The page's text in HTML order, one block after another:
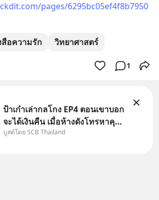
pages/6295bc05ef4f8b7950
อความรัก วิทยาศาสตร์
1
ป้าเก๋าเล่ากลโกง EP4 ตอนเขาบอก
จะได้เงินคืน เมื่อห้างดังโทรหาคุณ
วิยะดา แจ้งเรื่องเคลมสินค้าแล้ว
บูสต์โดย SCB Thailand